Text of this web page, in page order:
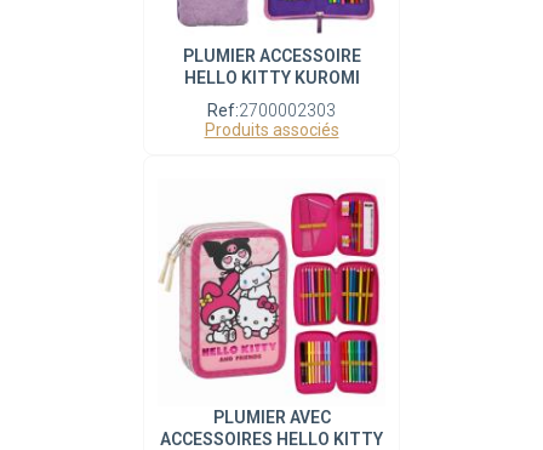
PLUMIER ACCESSOIRE
HELLO KITTY KUROMI
Ref:2700002303
Produits associés
PLUMIER AVEC
ACCESSOIRES HELLO KITTY